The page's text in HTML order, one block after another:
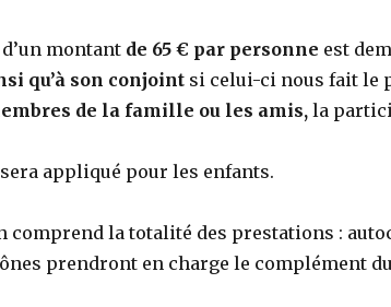
montant de 65 € par personne est
qu’à son conjoint si celui-ci nous fait le
de la famille ou les amis,la
appliqué pour les enfants.
comprend la totalité des prestations :
prendront en charge le complément